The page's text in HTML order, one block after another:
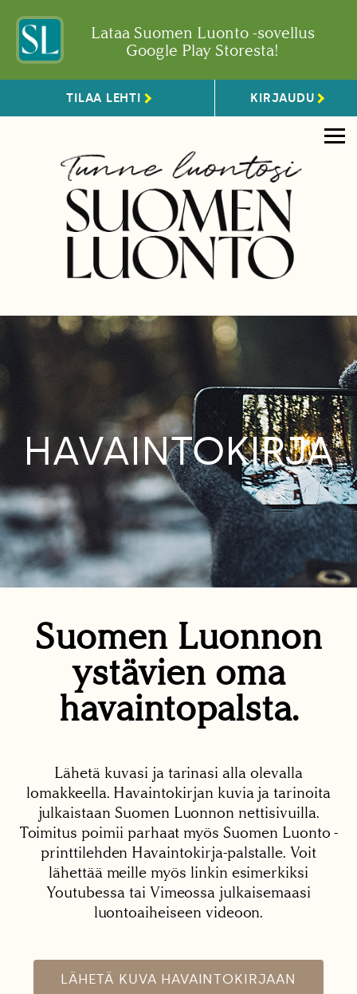
Lataa Suomen Luonto -sovellus
Google Play Storesta!
TILAA LEHTI KIRJAUDU
HAVAINTOKIRJA
Suomen Luonnon
ystävien oma
havaintopalsta.
Lähetä kuvasi ja tarinasi alla olevalla
lomakkeella. Havaintokirjan kuvia ja tarinoita
julkaistaan Suomen Luonnon nettisivuilla.
Toimitus poimii parhaat myös Suomen Luonto -
printtilehden Havaintokirja-palstalle. Voit
lähettää meille myös linkin esimerkiksi
Youtubessa tai Vimeossa julkaisemaasi
luontoaiheiseen videoon.
LÄHETÄ KUVA HAVAINTOKIRJAAN